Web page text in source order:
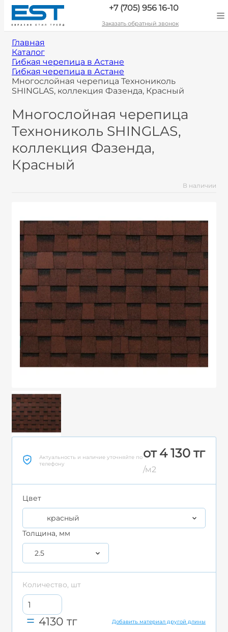
+7 (705) 956 16-10
Заказать обратный звонок
Главная
Каталог
Гибкая черепица в Астане
Гибкая черепица в Астане
Многослойная черепица Технониколь
SHINGLAS, коллекция Фазенда, Красный
Многослойная черепица
Технониколь SHINGLAS,
коллекция Фазенда,
Красный
В наличии
Актуальность и наличие уточняйте по
телефону
от 4 130 тг
/м2
Цвет
красный
Толщина, мм
2.5
Количество, шт
4130 тг Добавить материал другой длины